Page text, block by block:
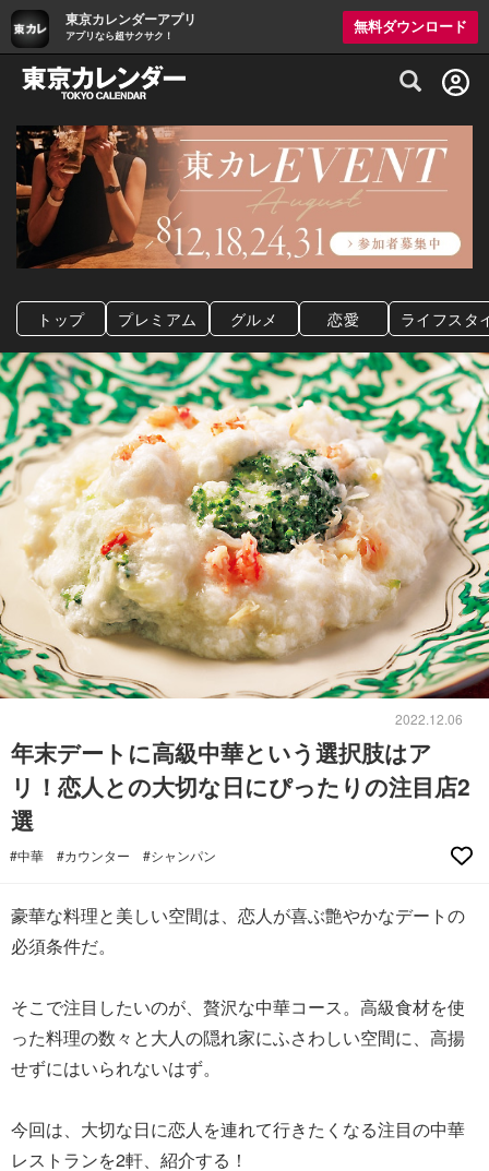
東京カレンダーアプリ
アプリなら超サクサク！
無料ダウンロード
グルメ情報・プレミアムレストラン予約
トップ プレミアム グルメ 恋愛 ライフスタ
2022.12.06
年末デートに高級中華という選択肢はア
リ！恋人との大切な日にぴったりの注目店2
選
#中華 #カウンター #シャンパン
豪華な料理と美しい空間は、恋人が喜ぶ艶やかなデートの
必須条件だ。
そこで注目したいのが、贅沢な中華コース。高級食材を使
った料理の数々と大人の隠れ家にふさわしい空間に、高揚
せずにはいられないはず。
今回は、大切な日に恋人を連れて行きたくなる注目の中華
レストランを2軒、紹介する！